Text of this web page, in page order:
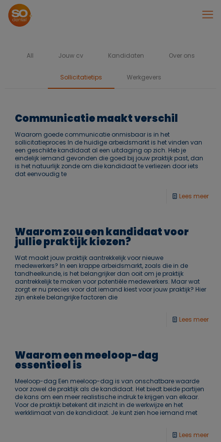
All Jouw cv Kandidaten Over ons
Sollicitatietips Werkgevers
Communicatie maakt verschil
Waarom goede communicatie onmisbaar is in het
sollicitatieproces In de huidige arbeidsmarkt is het vinden van
een geschikte kandidaat al een uitdaging op zich. Heb je
eindelijk iemand gevonden die goed bij jouw praktijk past, dan
is het natuurlijk zonde om die kandidaat te verliezen door iets
dat eenvoudig te
Lees meer
Waarom zou een kandidaat voor
jullie praktijk kiezen?
Wat maakt jouw praktijk aantrekkelijk voor nieuwe
medewerkers? In een krappe arbeidsmarkt, zoals die in de
tandheelkunde, is het belangrijker dan ooit om je praktijk
aantrekkelijk te maken voor potentiële medewerkers. Maar wat
zorgt er nu precies voor dat iemand kiest voor jouw praktijk? Hier
zijn enkele belangrijke factoren die
Lees meer
Waarom een ​​meeloop-dag
essentieel is
Meeloop-dag Een meeloop-dag is van onschatbare waarde
voor zowel de praktijk als de kandidaat. Het biedt beide partijen
de kans om een meer realistische indruk te krijgen van elkaar.
Voor de praktijk betekent dit inzicht in de werkwijze en het
werkklimaat van de kandidaat. Je kunt zien hoe iemand met
Lees meer